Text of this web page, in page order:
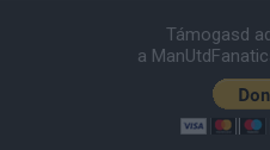
Támogasd
a